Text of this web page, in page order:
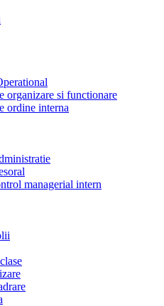
organizare si functionare
ordine interna
managerial intern